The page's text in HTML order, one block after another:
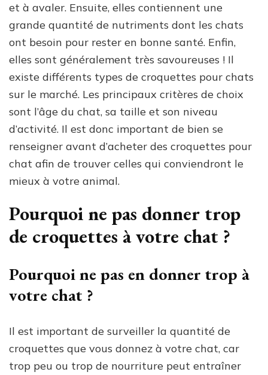
et à avaler. Ensuite, elles contiennent une
grande quantité de nutriments dont les chats
ont besoin pour rester en bonne santé. Enfin,
elles sont généralement très savoureuses ! Il
existe différents types de croquettes pour chats
sur le marché. Les principaux critères de choix
sont l’âge du chat, sa taille et son niveau
d’activité. Il est donc important de bien se
renseigner avant d’acheter des croquettes pour
chat afin de trouver celles qui conviendront le
mieux à votre animal.
Pourquoi ne pas donner trop
de croquettes à votre chat ?
Pourquoi ne pas en donner trop à
votre chat ?
Il est important de surveiller la quantité de
croquettes que vous donnez à votre chat, car
trop peu ou trop de nourriture peut entraîner